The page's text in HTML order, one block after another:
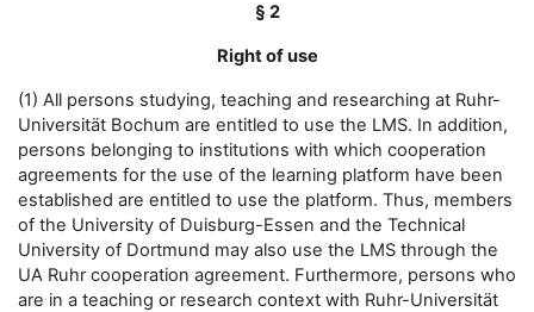
§ 2
Right of use
(1) All persons studying, teaching and researching at Ruhr-
Universität Bochum are entitled to use the LMS. In addition,
persons belonging to institutions with which cooperation
agreements for the use of the learning platform have been
established are entitled to use the platform. Thus, members
of the University of Duisburg-Essen and the Technical
University of Dortmund may also use the LMS through the
UA Ruhr cooperation agreement. Furthermore, persons who
are in a teaching or research context with Ruhr-Universität